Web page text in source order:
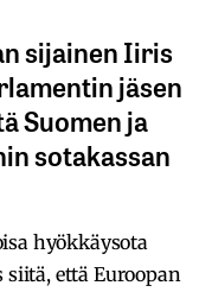
sijainen Iiris
jäsen
Suomen ja
sotakassan
hyökkäysota
että Euroopan